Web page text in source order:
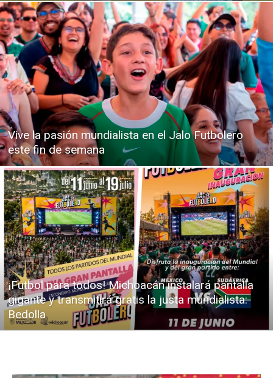
Vive la pasión mundialista en el Jalo Futbolero
este fin de semana
¡Futbol para todos! Michoacán instalará pantalla
gigante y transmitirá gratis la justa mundialista:
Bedolla